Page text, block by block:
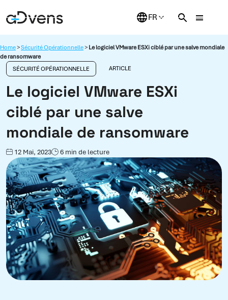
au
Home>Sécurité Opérationnelle> Le logiciel VMware ESXi ciblé par une salve mondiale
de ransomware
SÉCURITÉ OPÉRATIONNELLE
ARTICLE
Le logiciel VMware ESXi
ciblé par une salve
mondiale de ransomware
12 Mai, 2023 6 min de lecture